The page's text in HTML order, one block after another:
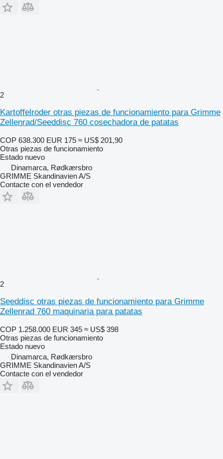
2
Kartoffelroder otras piezas de funcionamiento para Grimme
Zellenrad/Seeddisc 760 cosechadora de patatas
COP 638.300 EUR 175 ≈ US$ 201,90
Otras piezas de funcionamiento
Estado nuevo
Dinamarca, Rødkærsbro
GRIMME Skandinavien A/S
Contacte con el vendedor
2
Seeddisc otras piezas de funcionamiento para Grimme
Zellenrad 760 maquinaria para patatas
COP 1.258.000 EUR 345 ≈ US$ 398
Otras piezas de funcionamiento
Estado nuevo
Dinamarca, Rødkærsbro
GRIMME Skandinavien A/S
Contacte con el vendedor